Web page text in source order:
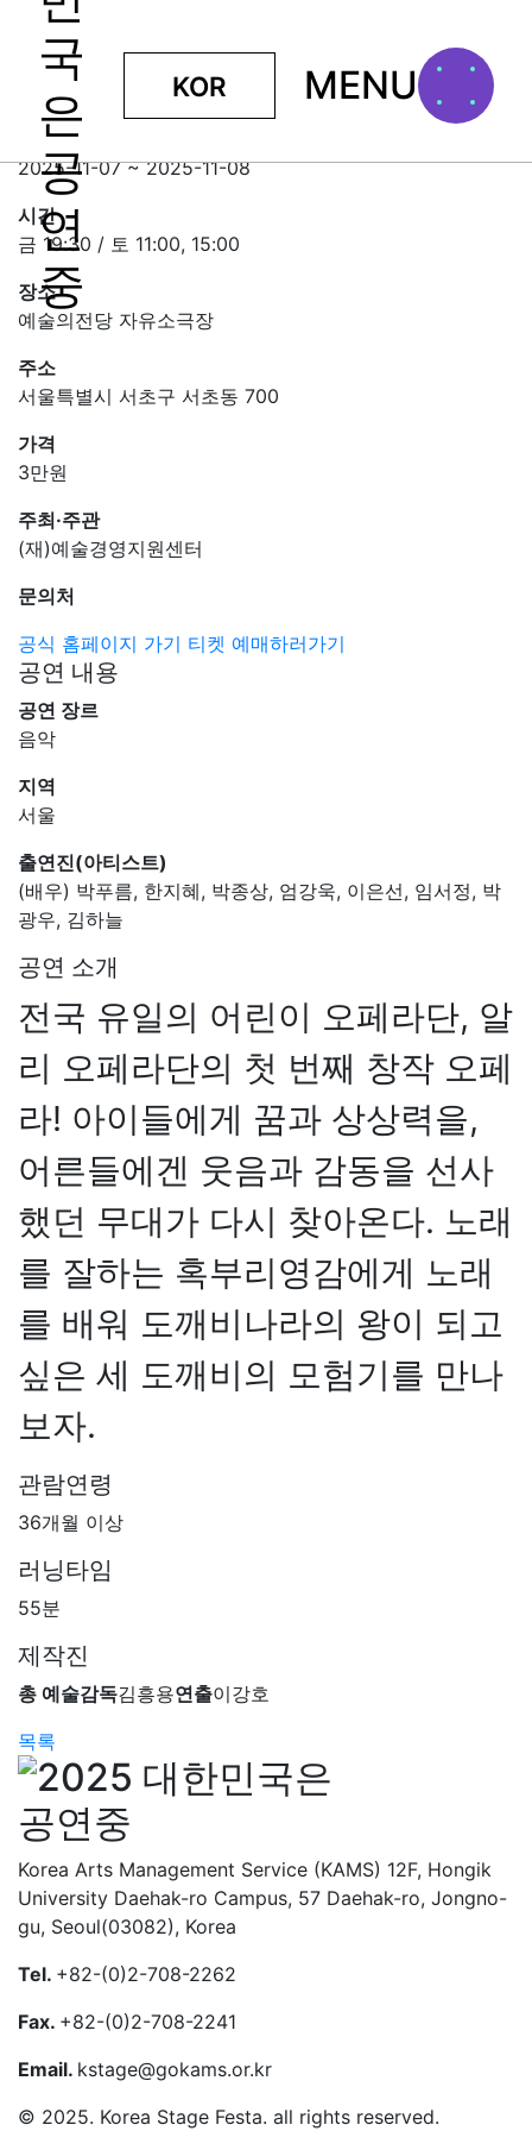
KOR MENU
혹부리 영감이 되고 싶은 도깨비
일정
2025-11-07 ~ 2025-11-08
시간
금 19:30 / 토 11:00, 15:00
장소
예술의전당 자유소극장
주소
서울특별시 서초구 서초동 700
가격
3만원
주최·주관
(재)예술경영지원센터
문의처
공식 홈페이지 가기 티켓 예매하러가기
공연 내용
공연 장르
음악
지역
서울
출연진(아티스트)
(배우) 박푸름, 한지혜, 박종상, 엄강욱, 이은선, 임서정, 박
광우, 김하늘
공연 소개
전국 유일의 어린이 오페라단, 알
리 오페라단의 첫 번째 창작 오페
라! 아이들에게 꿈과 상상력을,
어른들에겐 웃음과 감동을 선사
했던 무대가 다시 찾아온다. 노래
를 잘하는 혹부리영감에게 노래
를 배워 도깨비나라의 왕이 되고
싶은 세 도깨비의 모험기를 만나
보자.
관람연령
36개월 이상
러닝타임
55분
제작진
총 예술감독김흥용연출이강호
목록
Korea Arts Management Service (KAMS) 12F, Hongik
University Daehak-ro Campus, 57 Daehak-ro, Jongno-
gu, Seoul(03082), Korea
Tel. +82-(0)2-708-2262
Fax. +82-(0)2-708-2241
Email. kstage@gokams.or.kr
© 2025. Korea Stage Festa. all rights reserved.